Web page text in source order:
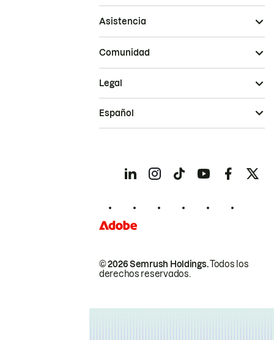
Asistencia
Comunidad
© 2026 Semrush Holdings.Todos los
derechos reservados.
Legal
Español